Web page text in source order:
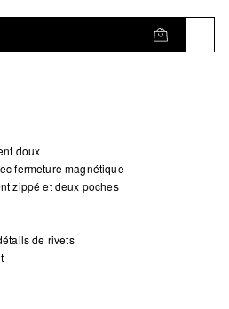
doux
fermeture magnétique
zippé et deux poches
de rivets